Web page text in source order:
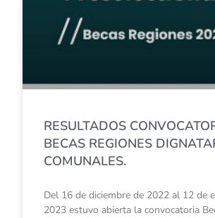
RESULTADOS
BECAS REGIONES
COMUNALES.
Del 16 de diciembre de 2022 al 12 de
2023 estuvo abierta la convocatoria